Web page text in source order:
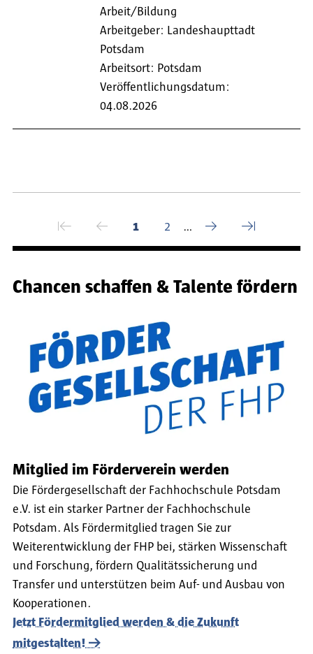
Arbeit/Bildung
Arbeitgeber: Landeshaupttadt
Potsdam
Arbeitsort: Potsdam
Veröffentlichungsdatum:
04.08.2026
Erste Seite
⇤ Vorherige Seite
← Aktuelle Seite
1 Seite
2 … Nächste Seite
→ Letzte Seite
⇥
Chancen schaffen & Talente fördern
Mitglied im Förderverein werden
Die Fördergesellschaft der Fachhochschule Potsdam
e.V. ist ein starker Partner der Fachhochschule
Potsdam. Als Fördermitglied tragen Sie zur
Weiterentwicklung der FHP bei, stärken Wissenschaft
und Forschung, fördern Qualitätssicherung und
Transfer und unterstützen beim Auf- und Ausbau von
Kooperationen.
Jetzt Fördermitglied werden & die Zukunft
mitgestalten!